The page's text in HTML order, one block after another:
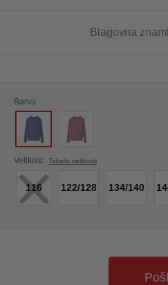
Blagovna
Barva:
Velikost: Tabela velikosti
116
× 122/128 134/140